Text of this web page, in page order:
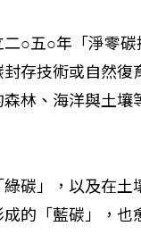
○五○年「淨零
存技術或自然
林、海洋與土
碳」，以及在
的「藍碳」，也